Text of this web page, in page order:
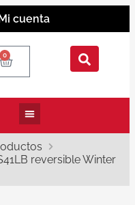
cuenta
0
reversible Winter